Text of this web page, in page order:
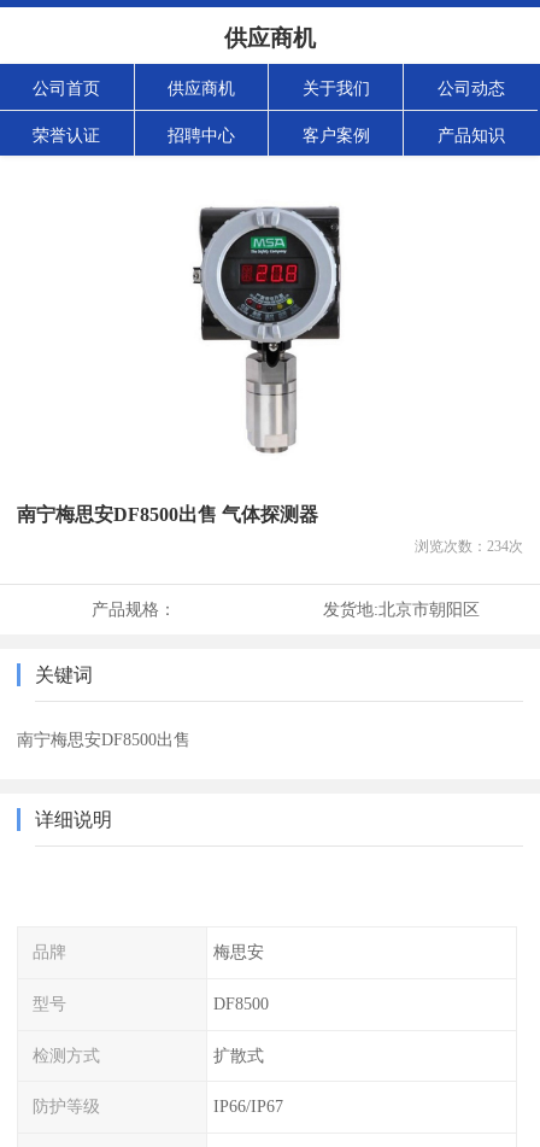
供应商机
公司首页 供应商机 关于我们 公司动态
荣誉认证 招聘中心 客户案例 产品知识
南宁梅思安DF8500出售 气体探测器
浏览次数： 234次
产品规格： 发货地:北京市朝阳区
关键词
南宁梅思安DF8500出售
详细说明
品牌 梅思安
型号 DF8500
检测方式 扩散式
防护等级 IP66/IP67